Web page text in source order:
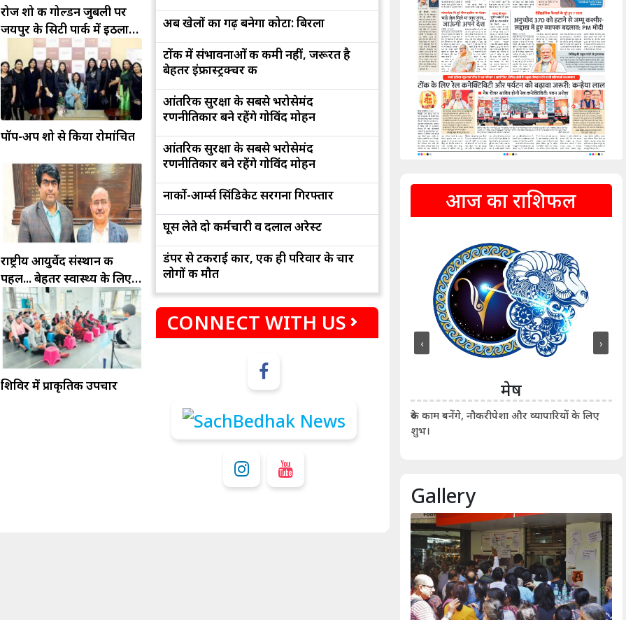
रोज शो की गोल्डन जुबली पर
जयपुर के सिटी पार्क में इठलाए
दुनियाभर के गुलाब
पॉप-अप शो से किया रोमांचित
राष्ट्रीय आयुर्वेद संस्थान की
पहल... बेहतर स्वास्थ्य के लिए
हमारे शरीर की प्रकृति को
जानना जरूरी 2014
शिविर में प्राकृतिक उपचार
अब खेलों का गढ़ बनेगा कोटा: बिरला
टोंक में संभावनाओं की कमी नहीं, जरूरत है
बेहतर इंफ्रास्ट्रक्चर की
आंतरिक सुरक्षा के सबसे भरोसेमंद
रणनीतिकार बने रहेंगे गोविंद मोहन
आंतरिक सुरक्षा के सबसे भरोसेमंद
रणनीतिकार बने रहेंगे गोविंद मोहन
नार्को-आर्म्स सिंडिकेट सरगना गिरफ्तार
घूस लेते दो कर्मचारी व दलाल अरेस्ट
डंपर से टकराई कार, एक ही परिवार के चार
लोगों की मौत
CONNECT WITH US
आज का राशिफल
कुंभ
धनलाभ के अवसरों में वृद्धि के साथ अपनी योजनाओं
संभलकर रहे, जल्दबाजी नहीं दिखाए। कानूनी वाद-
मेष
रुके काम बनेंगे, नौकरीपेशा और व्यापारियों के लिए
शुभ।
‹ ›
Gallery